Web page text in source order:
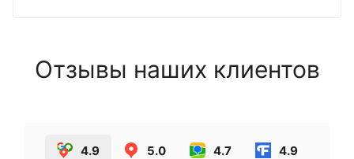
Отзывы наших клиентов
4.9 5.0 4.7 4.9